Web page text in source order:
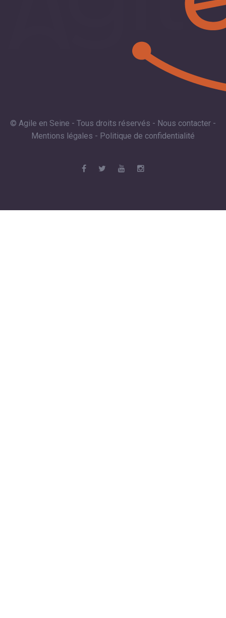
© Agile en Seine - Tous droits réservés - Nous contacter -
Mentions légales - Politique de confidentialité